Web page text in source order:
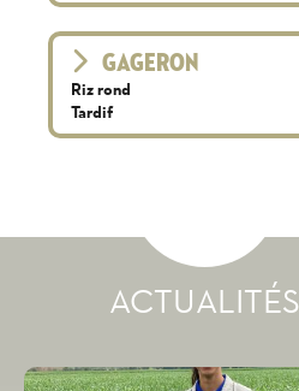
GAGERON
Riz rond
Tardif
ACTUALITÉS